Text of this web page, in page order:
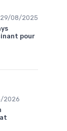
29/08/2025
pour
2026